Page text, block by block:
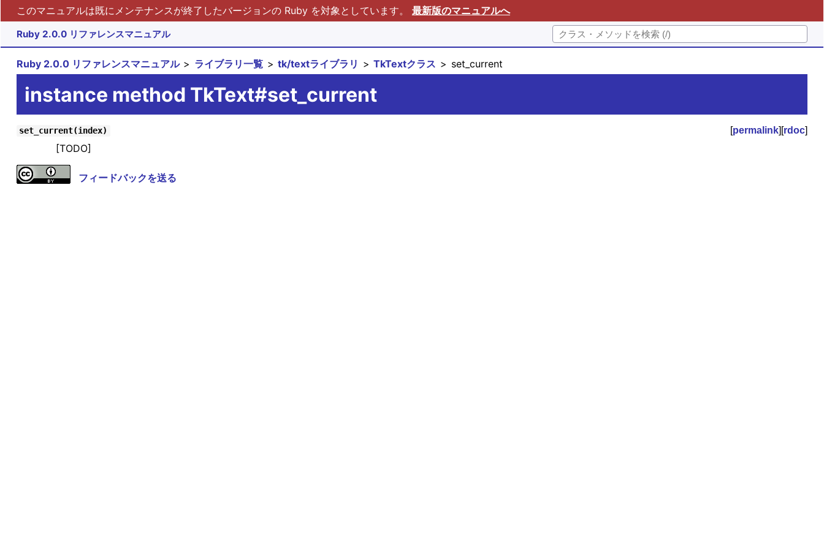
このマニュアルは既にメンテナンスが終了したバージョンの Ruby を対象としています。 最新版のマニュアルへ
Ruby 2.0.0 リファレンスマニュアル
Ruby 2.0.0 リファレンスマニュアル ライブラリ一覧 tk/textライブラリ TkTextクラス set_current
instance method TkText#set_current
set_current(index) [permalink][rdoc]
[TODO]
フィードバックを送る